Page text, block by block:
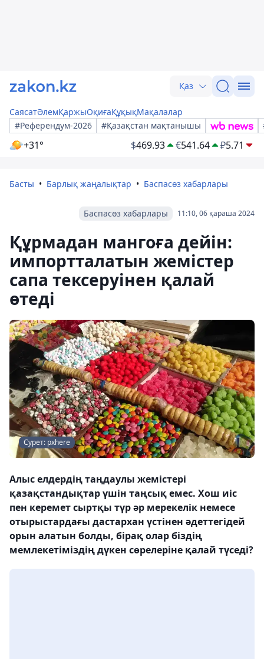
Қаз
СаясатӘлемҚаржыОқиғаҚұқықМақалалар
#Референдум-2026
#Қазақстан мақтанышы
+31° $469.93 €541.64 ₽5.71
Басты Барлық жаңалықтар Баспасөз хабарлары
11:10, 06 қараша 2024
Баспасөз хабарлары
Құрмадан мангоға дейін:
импортталатын жемістер
сапа тексеруінен қалай
өтеді
Сурет: pxhere
Алыс елдердің таңдаулы жемістері
қазақстандықтар үшін таңсық емес. Хош иіс
пен керемет сыртқы түр әр мерекелік немесе
отырыстардағы дастархан үстінен әдеттегідей
орын алатын болды, бірақ олар біздің
мемлекетіміздің дүкен сөрелеріне қалай түседі?